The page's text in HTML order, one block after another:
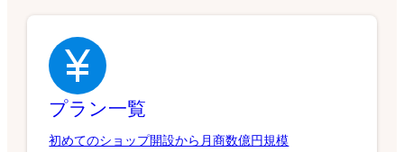
プラン一覧
初めてのショップ開設から月商数億円規模